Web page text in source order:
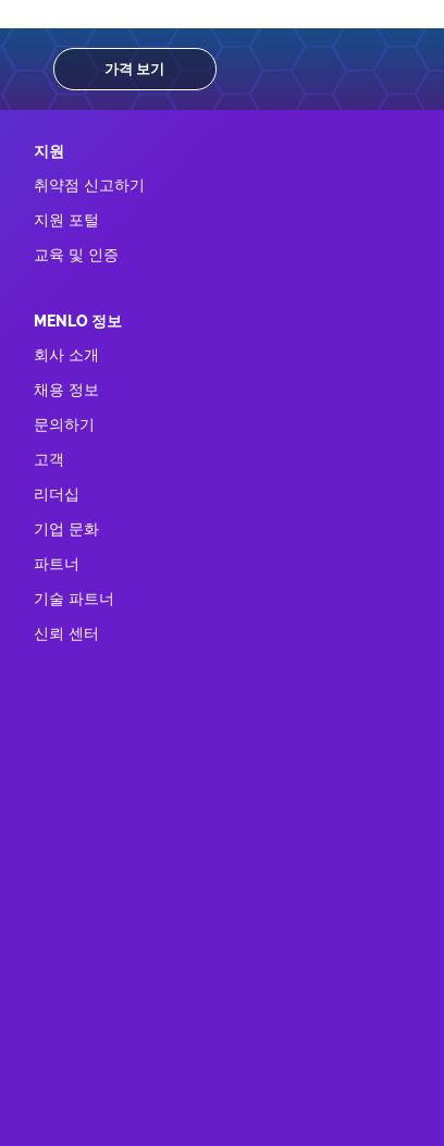
가격 보기
지원
취약점 신고하기
지원 포털
교육 및 인증
MENLO 정보
회사 소개
채용 정보
문의하기
고객
리더십
기업 문화
파트너
기술 파트너
신뢰 센터